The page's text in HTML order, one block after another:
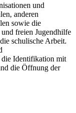
und
anderen
sowie die
freien Jugendhilfe
schulische Arbeit.
die Identifikation mit
die Öffnung der